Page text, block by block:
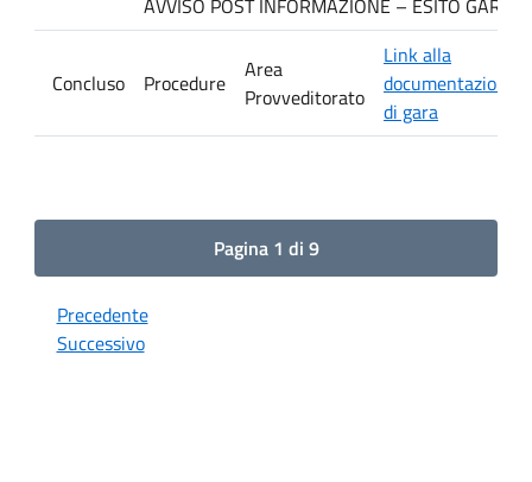
Concluso Procedure
Area
Provveditorato
Link alla
documentazione
di gara
Pagina 1 di 9
Precedente
Successivo